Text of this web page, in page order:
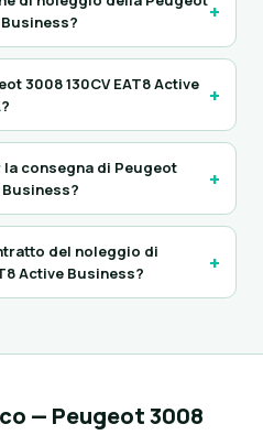
Business?
+
3008 130CV EAT8 Active +
consegna di Peugeot
Business?
+
del noleggio di
Active Business?
+
— Peugeot 3008